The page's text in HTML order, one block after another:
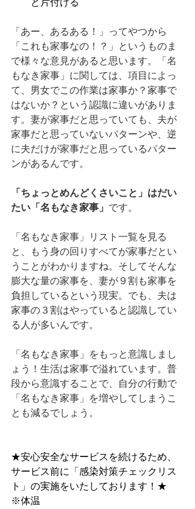
と片付ける
「あー、あるある！」ってやつから
「これも家事なの！？」というものま
で様々な意見があると思います。「名
もなき家事」に関しては、項目によっ
て、男女でこの作業は家事か？家事で
はないか？という認識に違いがありま
す。妻が家事だと思っていても、夫が
家事だと思っていないパターンや、逆
に夫だけが家事だと思っているパター
ンがあるんです。
「ちょっとめんどくさいこと」はだい
たい「名もなき家事」 です。
「名もなき家事」リスト一覧を見る
と、もう身の回りすべてが家事だとい
うことがわかりますね。そしてそんな
膨大な量の家事を、妻が９割も家事を
負担しているという現実。でも、夫は
家事の３割はやっていると認識してい
る人が多いんです。
「名もなき家事」をもっと意識しまし
ょう！生活は家事で溢れています。普
段から意識することで、自分の行動で
「名もなき家事」を増やしてしまうこ
とも減るでしょう。
★安心安全なサービスを続けるため、
サービス前に﻿「感染対策チェックリス
ト」﻿の実施をいたしております！★
※体温